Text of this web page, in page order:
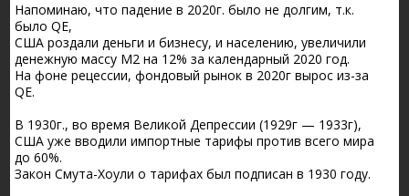
Напоминаю, что падение в 2020г. было не долгим, т.к.
было QE,
США роздали деньги и бизнесу, и населению, увеличили
денежную массу М2 на 12% за календарный 2020 год.
На фоне рецессии, фондовый рынок в 2020г вырос из-за
QE.
В 1930г., во время Великой Депрессии (1929г — 1933г),
США уже вводили импортные тарифы против всего мира
до 60%.
Закон Смута-Хоули о тарифах был подписан в 1930 году.